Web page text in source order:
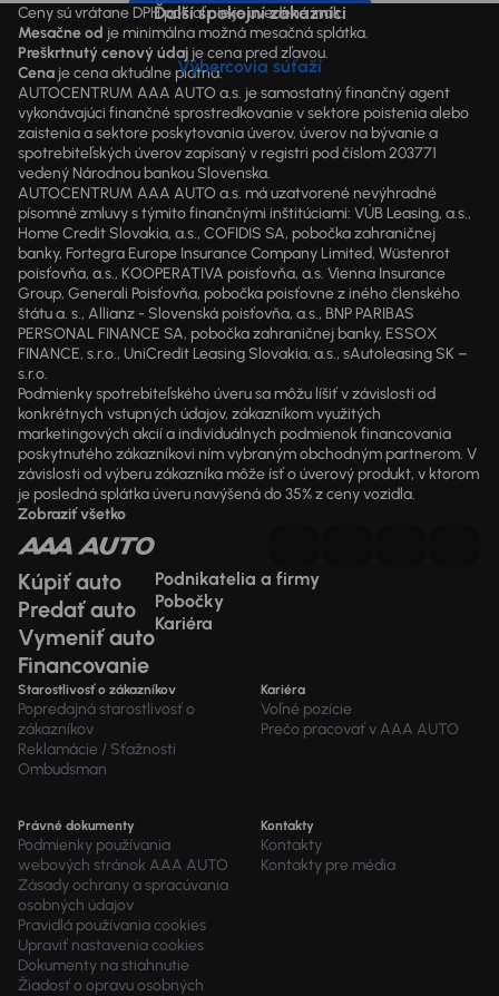
Ďalší spokojní zákazníci
Výhercovia súťaží
Ceny sú vrátane DPH pokiaľ nie je uvedené inak.
Mesačne od je minimálna možná mesačná splátka.
Preškrtnutý cenový údaj je cena pred zľavou.
Cena je cena aktuálne platná.
AUTOCENTRUM AAA AUTO a.s. je samostatný finančný agent
vykonávajúci finančné sprostredkovanie v sektore poistenia alebo
zaistenia a sektore poskytovania úverov, úverov na bývanie a
spotrebiteľských úverov zapísaný v registri pod číslom 203771
vedený Národnou bankou Slovenska.
AUTOCENTRUM AAA AUTO a.s. má uzatvorené nevýhradné
písomné zmluvy s týmito finančnými inštitúciami: VÚB Leasing, a.s.,
Home Credit Slovakia, a.s., COFIDIS SA, pobočka zahraničnej
banky, Fortegra Europe Insurance Company Limited, Wüstenrot
poisťovňa, a.s., KOOPERATIVA poisťovňa, a.s. Vienna Insurance
Group, Generali Poisťovňa, pobočka poisťovne z iného členského
štátu a. s., Allianz - Slovenská poisťovňa, a.s., BNP PARIBAS
PERSONAL FINANCE SA, pobočka zahraničnej banky, ESSOX
FINANCE, s.r.o., UniCredit Leasing Slovakia, a.s., sAutoleasing SK –
s.r.o.
Podmienky spotrebiteľského úveru sa môžu líšiť v závislosti od
konkrétnych vstupných údajov, zákazníkom využitých
marketingových akcií a individuálnych podmienok financovania
poskytnutého zákazníkovi ním vybraným obchodným partnerom. V
závislosti od výberu zákazníka môže ísť o úverový produkt, v ktorom
je posledná splátka úveru navýšená do 35% z ceny vozidla.
Zobraziť všetko
Kúpiť auto
Predať auto
Vymeniť auto
Financovanie
Podnikatelia a firmy
Pobočky
Kariéra
Starostlivosť o zákazníkov
Popredajná starostlivosť o
zákazníkov
Reklamácie / Sťažnosti
Ombudsman
Kariéra
Voľné pozície
Prečo pracovať v AAA AUTO
Právné dokumenty
Podmienky používania
webových stránok AAA AUTO
Zásady ochrany a spracúvania
osobných údajov
Pravidlá používania cookies
Upraviť nastavenia cookies
Dokumenty na stiahnutie
Žiadosť o opravu osobných
Kontakty
Kontakty
Kontakty pre média